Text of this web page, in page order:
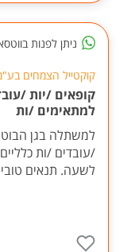
ניתן לפנות
קוקטייל הצמחים
קופאים /יות /
למתאימים /ות
למשתלה בגן
לשעה. תנאים